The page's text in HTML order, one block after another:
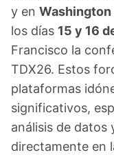
y en Washington
los días 15 y 16
Francisco la
TDX26. Estos
plataformas
significativos,
análisis de datos
directamente en